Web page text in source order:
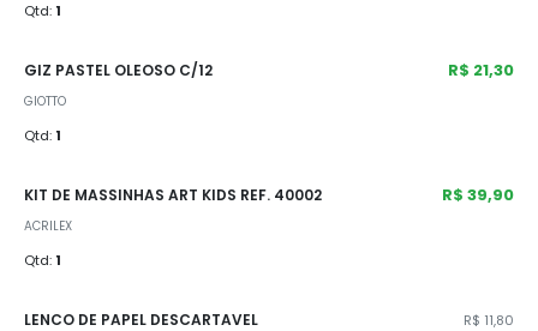
Qtd: 1
GIZ PASTEL OLEOSO C/12
GIOTTO
Qtd: 1
R$ 21,30
KIT DE MASSINHAS ART KIDS REF. 40002
ACRILEX
Qtd: 1
R$ 39,90
LENCO DE PAPEL DESCARTAVEL R$ 11,80